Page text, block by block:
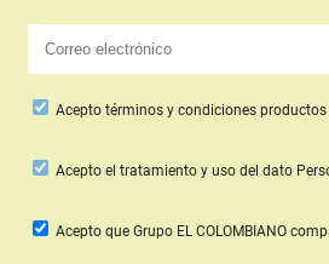
Acepto términos y condiciones productos
Aceptoel tratamiento y uso del dato
Acepto que Grupo EL COLOMBIANO